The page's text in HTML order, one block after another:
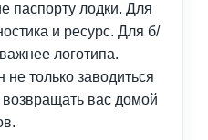
паспорту лодки. Для
и ресурс. Для б/
логотипа.
только заводиться
вас домой